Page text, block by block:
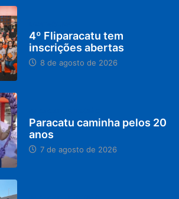
4º Fliparacatu tem
inscrições abertas
8 de agosto de 2026
Paracatu caminha pelos 20
anos
7 de agosto de 2026